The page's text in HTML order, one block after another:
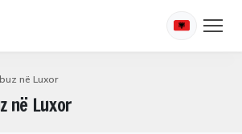
në Luxor
në Luxor